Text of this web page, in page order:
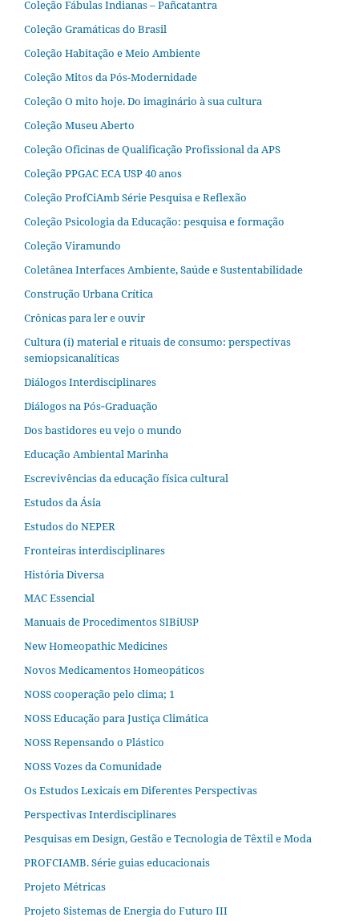
Coleção Fábulas Indianas – Pañcatantra
Coleção Gramáticas do Brasil
Coleção Habitação e Meio Ambiente
Coleção Mitos da Pós-Modernidade
Coleção O mito hoje. Do imaginário à sua cultura
Coleção Museu Aberto
Coleção Oficinas de Qualificação Profissional da APS
Coleção PPGAC ECA USP 40 anos
Coleção ProfCiAmb Série Pesquisa e Reflexão
Coleção Psicologia da Educação: pesquisa e formação
Coleção Viramundo
Coletânea Interfaces Ambiente, Saúde e Sustentabilidade
Construção Urbana Crítica
Crônicas para ler e ouvir
Cultura (i) material e rituais de consumo: perspectivas
semiopsicanalíticas
Diálogos Interdisciplinares
Diálogos na Pós‐Graduação
Dos bastidores eu vejo o mundo
Educação Ambiental Marinha
Escrevivências da educação física cultural
Estudos da Ásia​
Estudos do NEPER
Fronteiras interdisciplinares
História Diversa
MAC Essencial
Manuais de Procedimentos SIBiUSP
New Homeopathic Medicines
Novos Medicamentos Homeopáticos
NOSS cooperação pelo clima; 1
NOSS Educação para Justiça Climática
NOSS Repensando o Plástico
NOSS Vozes da Comunidade
Os Estudos Lexicais em Diferentes Perspectivas
Perspectivas Interdisciplinares
Pesquisas em Design, Gestão e Tecnologia de Têxtil e Moda
PROFCIAMB. Série guias educacionais
Projeto Métricas
Projeto Sistemas de Energia do Futuro III